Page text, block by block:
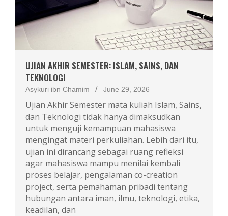
UJIAN AKHIR SEMESTER: ISLAM, SAINS, DAN
TEKNOLOGI
Asykuri ibn Chamim June 29, 2026
Ujian Akhir Semester mata kuliah Islam, Sains,
dan Teknologi tidak hanya dimaksudkan
untuk menguji kemampuan mahasiswa
mengingat materi perkuliahan. Lebih dari itu,
ujian ini dirancang sebagai ruang refleksi
agar mahasiswa mampu menilai kembali
proses belajar, pengalaman co-creation
project, serta pemahaman pribadi tentang
hubungan antara iman, ilmu, teknologi, etika,
keadilan, dan